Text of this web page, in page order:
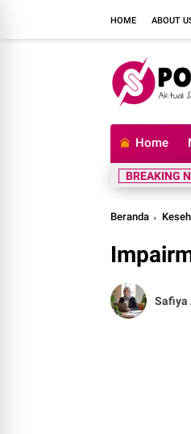
HOME ABOUT
Home
BREAKING
Rahasia Menjaga
Beranda
Safiya